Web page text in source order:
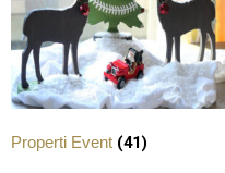
Properti Event (41)